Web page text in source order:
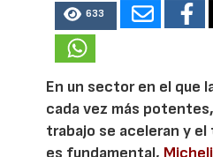
633
En un sector en el que
cada vez más
trabajo se aceleran y
es fundamental,